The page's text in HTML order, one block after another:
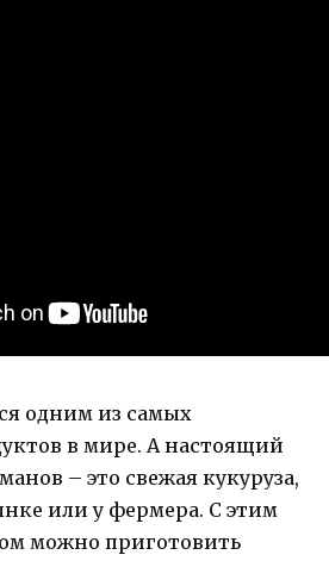
одним из самых
в мире. А настоящий
– это свежая кукуруза,
или у фермера. С этим
можно приготовить